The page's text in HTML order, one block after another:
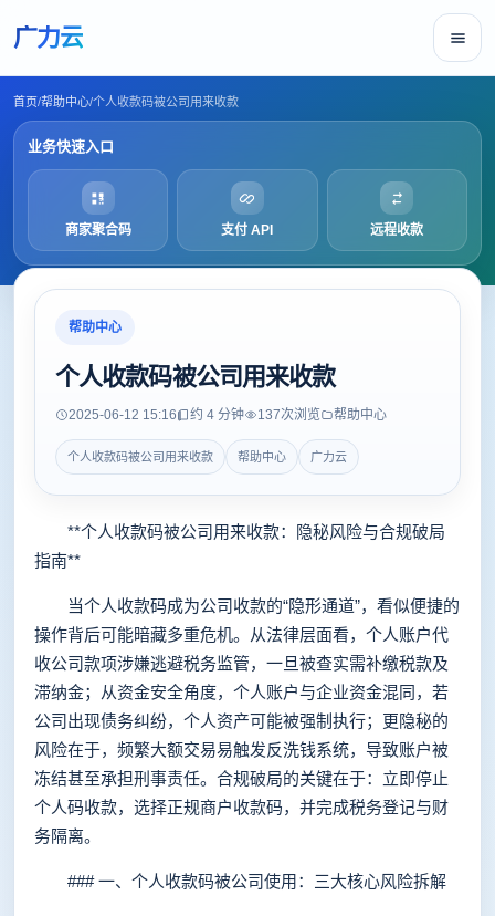
广力云
首页/帮助中心/个人收款码被公司用来收款
业务快速入口
商家聚合码 支付 API 远程收款
帮助中心
个人收款码被公司用来收款
2025-06-12 15:16 约 4 分钟 137次浏览 帮助中心
个人收款码被公司用来收款 帮助中心 广力云
**个人收款码被公司用来收款：隐秘风险与合规破局
指南**
当个人收款码成为公司收款的“隐形通道”，看似便捷的
操作背后可能暗藏多重危机。从法律层面看，个人账户代
收公司款项涉嫌逃避税务监管，一旦被查实需补缴税款及
滞纳金；从资金安全角度，个人账户与企业资金混同，若
公司出现债务纠纷，个人资产可能被强制执行；更隐秘的
风险在于，频繁大额交易易触发反洗钱系统，导致账户被
冻结甚至承担刑事责任。合规破局的关键在于：立即停止
个人码收款，选择正规商户收款码，并完成税务登记与财
务隔离。
### 一、个人收款码被公司使用：三大核心风险拆解